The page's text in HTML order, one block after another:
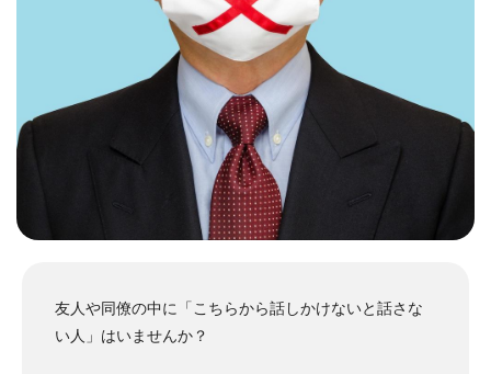
友人や同僚の中に「こちらから話しかけないと話さな
い人」はいませんか？